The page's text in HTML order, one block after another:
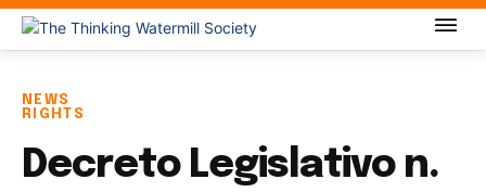
NEWS
RIGHTS
Decreto Legislativo n.